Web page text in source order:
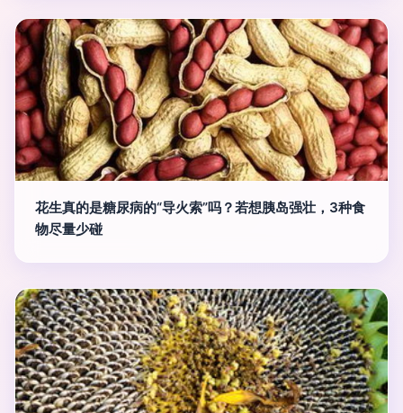
花生真的是糖尿病的“导火索”吗？若想胰岛强壮，3种食
物尽量少碰